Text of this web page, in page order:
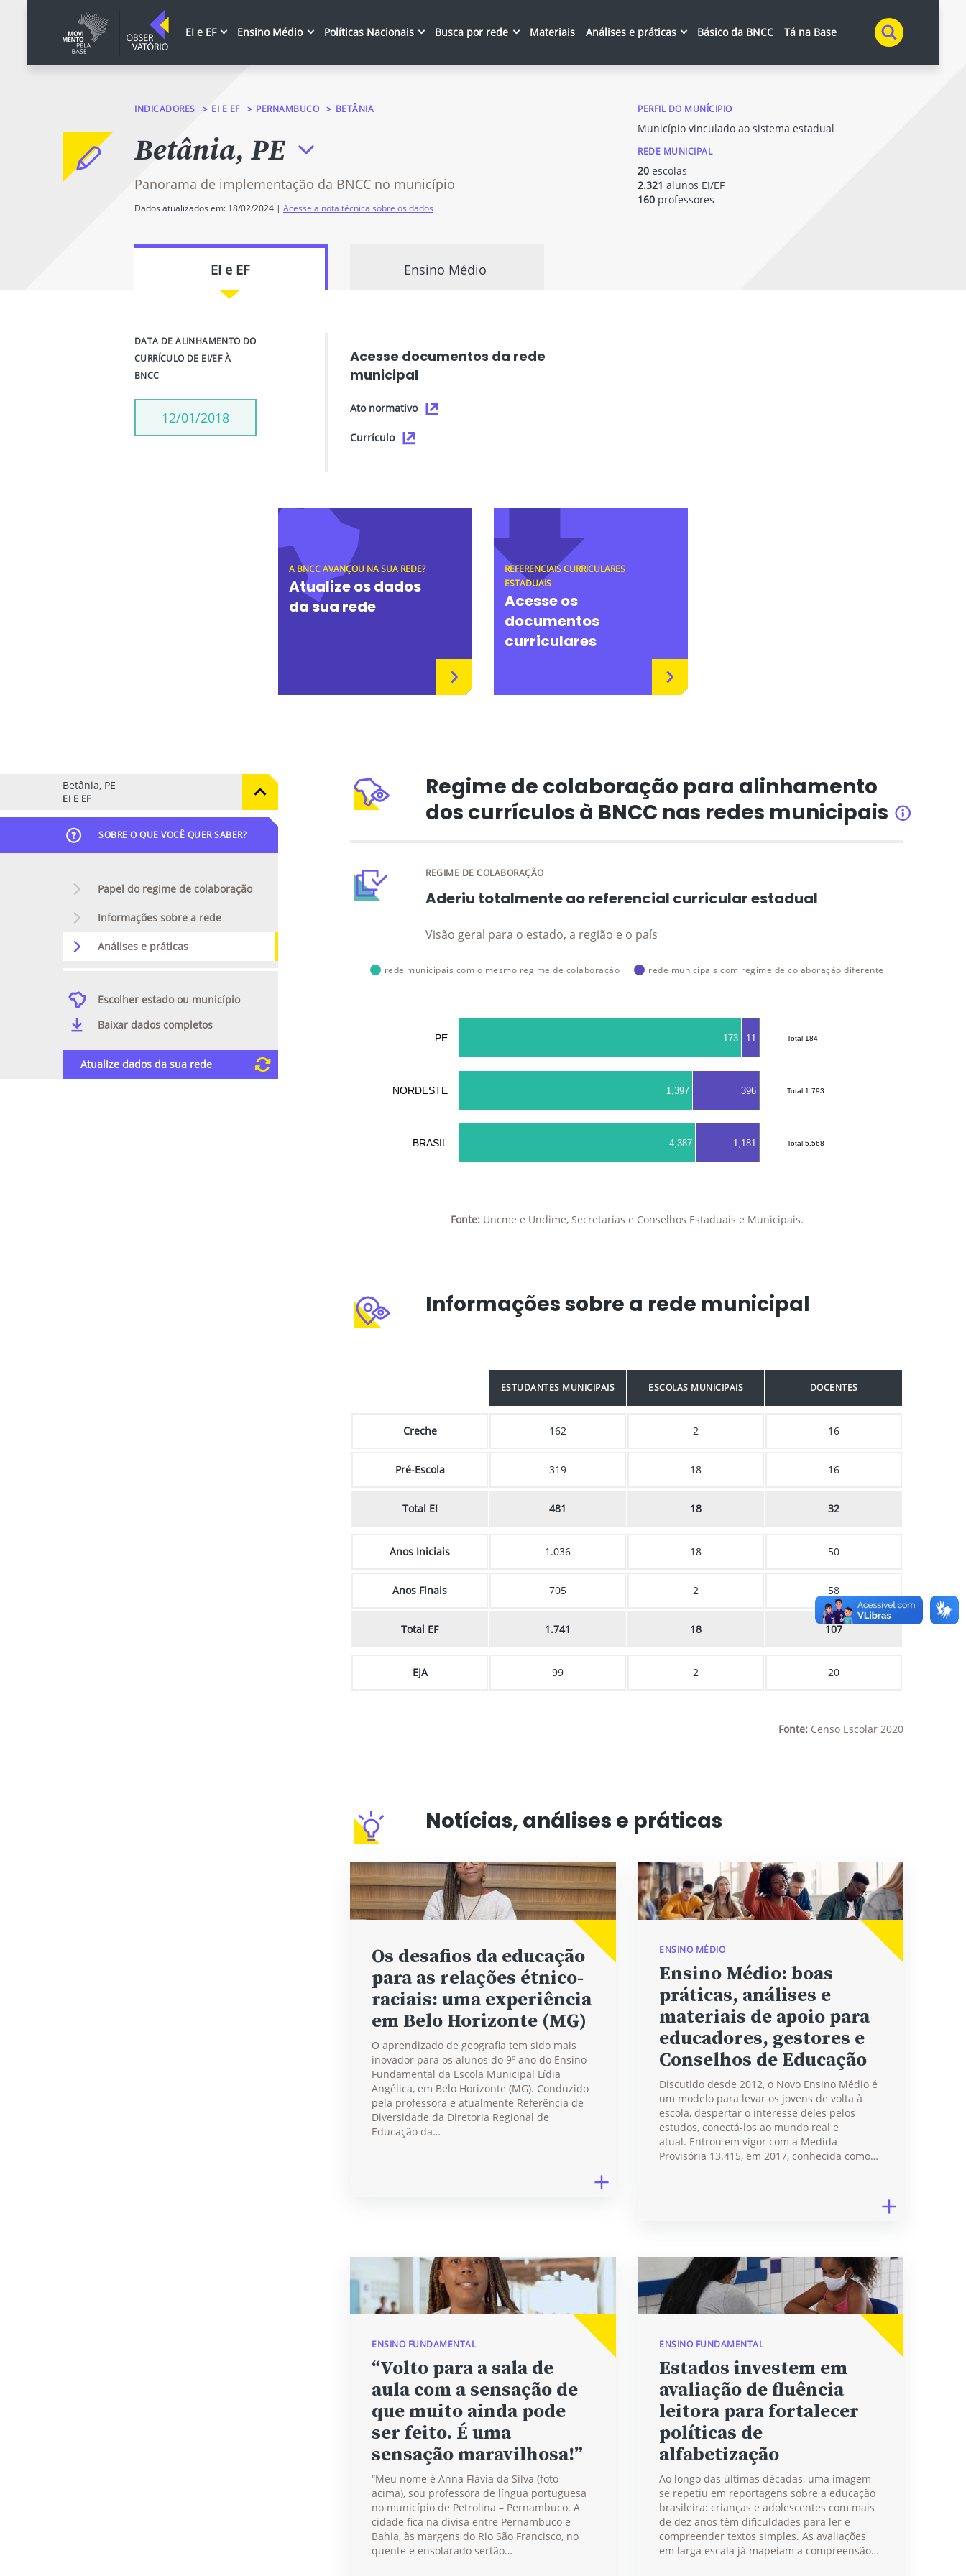
EI e EF Ensino Médio Políticas Nacionais Busca por rede Materiais Análises e práticas Básico da BNCC Tá na Base Buscar
INDICADORES EI E EF PERNAMBUCO BETÂNIA
Betânia, PE
Panorama de implementação da BNCC no município
Dados atualizados em: 18/02/2024 | Acesse a nota técnica sobre os dados
PERFIL DO MUNÍCIPIO
Município vinculado ao sistema estadual
REDE MUNICIPAL
20 escolas
2.321 alunos EI/EF
160 professores
EI e EF Ensino Médio
DATA DE ALINHAMENTO DO
CURRÍCULO DE EI/EF À
BNCC
12/01/2018
Acesse documentos da rede
municipal
Ato normativo
Currículo
A BNCC AVANÇOU NA SUA REDE?
Atualize os dados
da sua rede
REFERENCIAIS CURRICULARES
ESTADUAIS
Acesse os
documentos
curriculares
Betânia, PE
EI E EF
SOBRE O QUE VOCÊ QUER SABER?
Papel do regime de colaboração
Informações sobre a rede
Análises e práticas
Escolher estado ou município
Baixar dados completos
Atualize dados da sua rede
Regime de colaboração para alinhamento
dos currículos à BNCC nas redes municipais
REGIME DE COLABORAÇÃO
Aderiu totalmente ao referencial curricular estadual
Visão geral para o estado, a região e o país
rede municipais com o mesmo regime de colaboração rede municipais com regime de colaboração diferente
PE
NORDESTE
BRASIL
173
1,397
4,387
11
396
1,181
Total 184
Total 184
Total 1.793
Total 1.793
Total 5.568
Total 5.568
Fonte:Uncme e Undime, Secretarias e Conselhos Estaduais e Municipais.
Informações sobre a rede municipal
ESTUDANTES MUNICIPAIS ESCOLAS MUNICIPAIS DOCENTES
Creche 162 2 16
Pré-Escola 319 18 16
Total EI 481 18 32
Anos Iniciais 1.036 18 50
Anos Finais 705 2 58
Total EF 1.741 18 107
EJA 99 2 20
Fonte: Censo Escolar 2020
Notícias, análises e práticas
Os desafios da educação
para as relações étnico-
raciais: uma experiência
em Belo Horizonte (MG)
O aprendizado de geografia tem sido mais
inovador para os alunos do 9º ano do Ensino
Fundamental da Escola Municipal Lídia
Angélica, em Belo Horizonte (MG). Conduzido
pela professora e atualmente Referência de
Diversidade da Diretoria Regional de
Educação da…
ENSINO MÉDIO
Ensino Médio: boas
práticas, análises e
materiais de apoio para
educadores, gestores e
Conselhos de Educação
Discutido desde 2012, o Novo Ensino Médio é
um modelo para levar os jovens de volta à
escola, despertar o interesse deles pelos
estudos, conectá-los ao mundo real e
atual. Entrou em vigor com a Medida
Provisória 13.415, em 2017, conhecida como…
ENSINO FUNDAMENTAL
“Volto para a sala de
aula com a sensação de
que muito ainda pode
ser feito. É uma
sensação maravilhosa!”
“Meu nome é Anna Flávia da Silva (foto
acima), sou professora de língua portuguesa
no município de Petrolina – Pernambuco. A
cidade fica na divisa entre Pernambuco e
Bahia, às margens do Rio São Francisco, no
quente e ensolarado sertão…
ENSINO FUNDAMENTAL
Estados investem em
avaliação de fluência
leitora para fortalecer
políticas de
alfabetização
Ao longo das últimas décadas, uma imagem
se repetiu em reportagens sobre a educação
brasileira: crianças e adolescentes com mais
de dez anos têm dificuldades para ler e
compreender textos simples. As avaliações
em larga escala já mapeiam a compreensão…